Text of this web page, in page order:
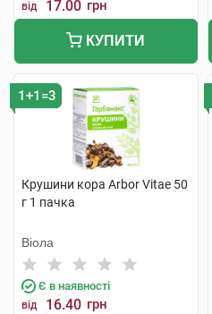
від 17.00 грн
КУПИТИ
1+1=3
Крушини кора Arbor Vitae 50
г 1 пачка
Віола
Є в наявності
від 16.40 грн